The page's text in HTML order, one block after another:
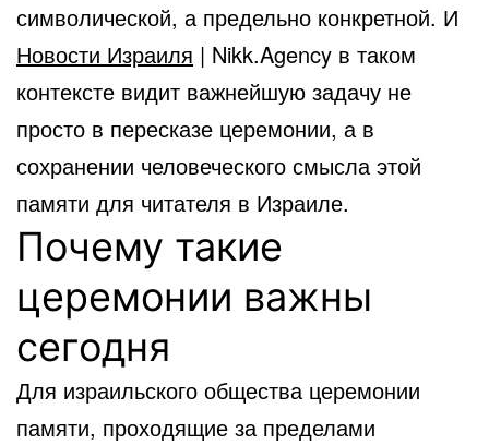
символической, а предельно конкретной. И
Новости Израиля | Nikk.Agency в таком
контексте видит важнейшую задачу не
просто в пересказе церемонии, а в
сохранении человеческого смысла этой
памяти для читателя в Израиле.
Почему такие
церемонии важны
сегодня
Для израильского общества церемонии
памяти, проходящие за пределами